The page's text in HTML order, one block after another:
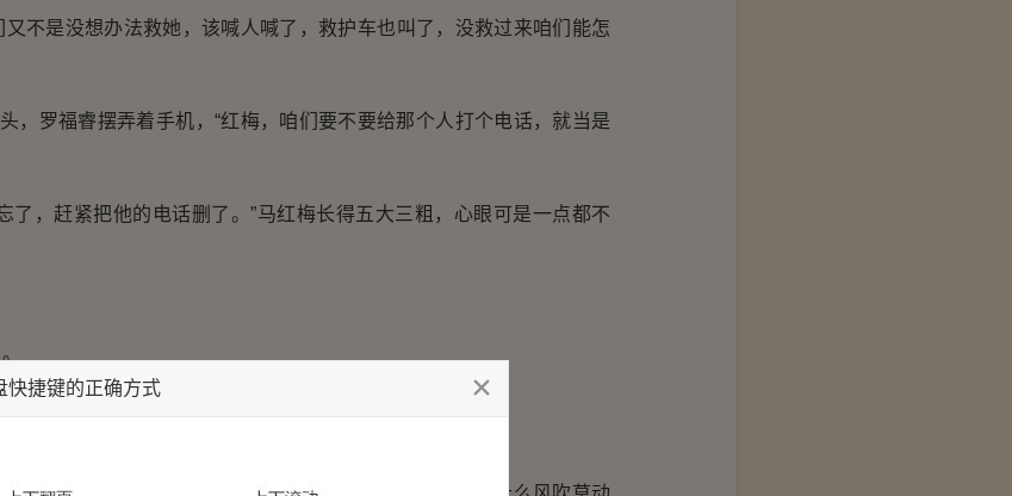
不是没想办法救她，该喊人喊了，救护车也叫了，没救过来咱们能怎
罗福睿摆弄着手机，“红梅，咱们要不要给那个人打个电话，就当是
，赶紧把他的电话删了。”马红梅长得五大三粗，心眼可是一点都不
个时候，越要跟他撇清关系懂不懂？”马红梅提醒。
很明白。
快捷键的正确方式